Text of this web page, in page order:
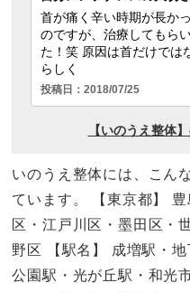
いのうえ整体には、こん
ています。 【東京都】
区・江戸川区・墨田区・
野区 【駅名】 成増駅・
公園駅・光が丘駅・和光